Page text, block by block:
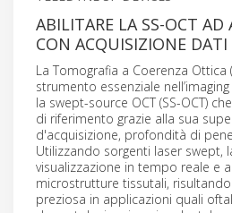
ABILITARE LA SS-OCT AD
CON ACQUISIZIONE
La Tomografia a Coerenza Ottica
strumento essenziale
la swept-source OCT (SS-OCT)
di riferimento grazie alla sua
d'acquisizione, profondità di
Utilizzando sorgenti laser swept,
visualizzazione in tempo reale e
microstrutture tissutali,
preziosa in applicazioni quali